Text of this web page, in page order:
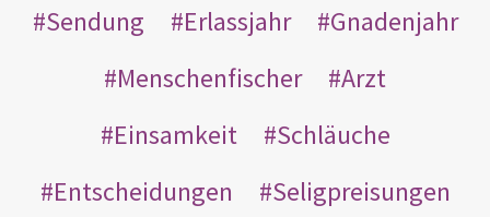
Sendung
Erlassjahr
Gnadenjahr
Menschenfischer
Arzt
Einsamkeit
Schläuche
Entscheidungen
Seligpreisungen